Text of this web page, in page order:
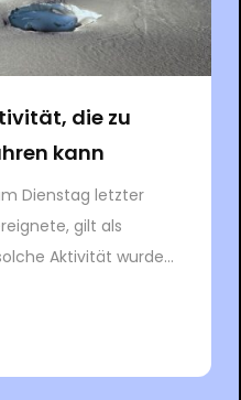
die zu
kann
Dienstag letzter
gilt als
Aktivität wurde...